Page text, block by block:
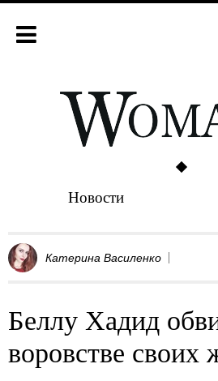
Новости
Катерина Василенко
Беллу Хадид
воровстве своих